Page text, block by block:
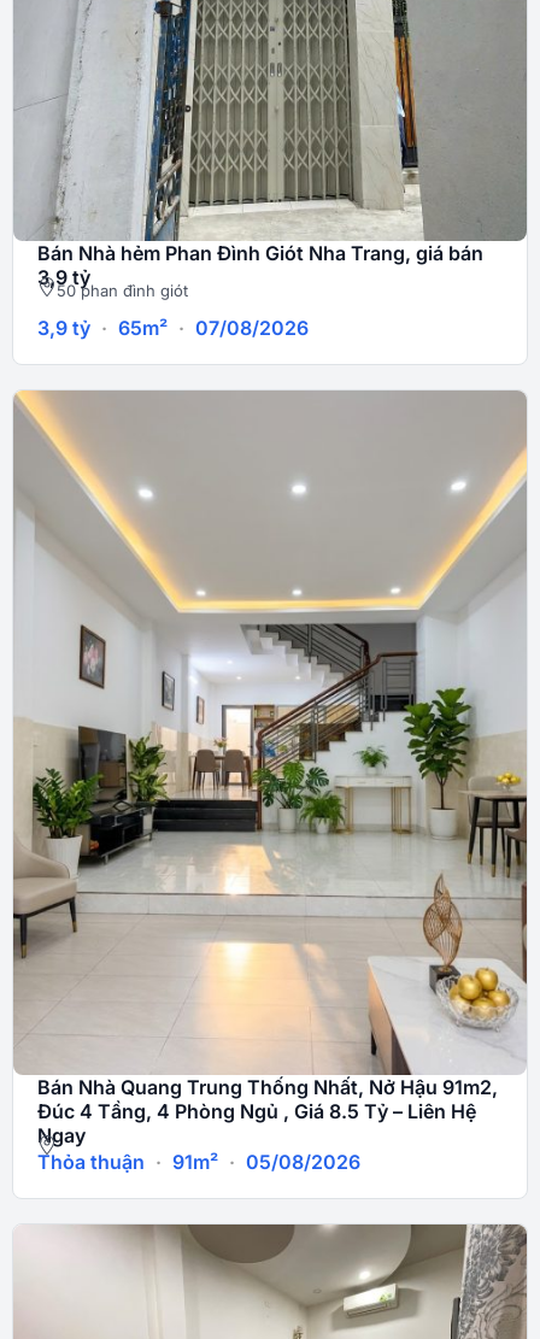
Bán Nhà hẻm Phan Đình Giót Nha Trang, giá bán
3,9 tỷ
50 phan đình giót
3,9 tỷ · 65m² · 07/08/2026
Bán Nhà Quang Trung Thống Nhất, Nở Hậu 91m2,
Đúc 4 Tầng, 4 Phòng Ngủ , Giá 8.5 Tỷ – Liên Hệ
Ngay
Thỏa thuận · 91m² · 05/08/2026